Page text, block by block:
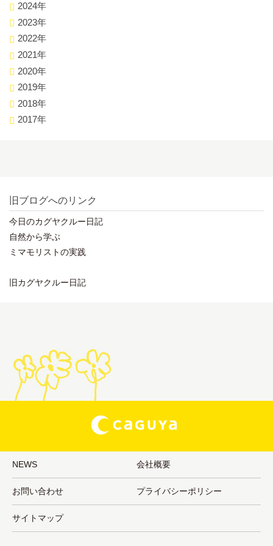
2024年
2023年
2022年
2021年
2020年
2019年
2018年
2017年
旧ブログへのリンク
今日のカグヤクルー日記
自然から学ぶ
ミマモリストの実践
旧カグヤクルー日記
NEWS 会社概要
お問い合わせ プライバシーポリシー
サイトマップ